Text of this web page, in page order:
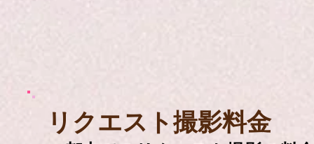
​リクエスト撮影料金